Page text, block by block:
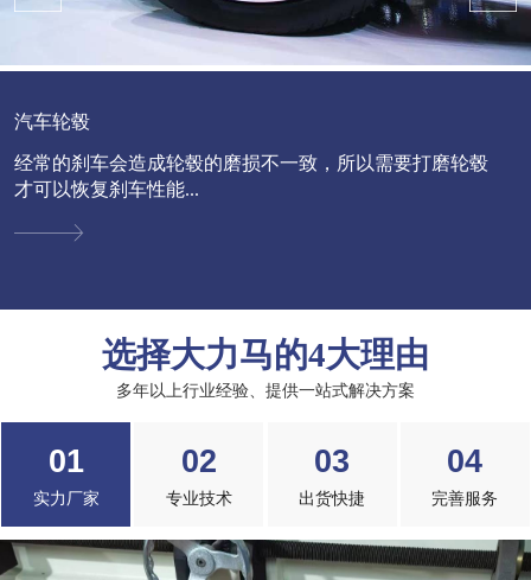
汽车轮毂
经常的刹车会造成轮毂的磨损不一致，所以需要打磨轮毂
才可以恢复刹车性能...
选择大力马的4大理由
多年以上行业经验、提供一站式解决方案
01
实力厂家
02
专业技术
03
出货快捷
04
完善服务